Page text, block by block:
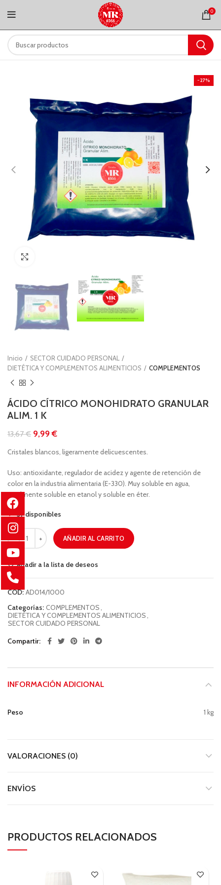
0
-27%
Inicio
SECTOR CUIDADO PERSONAL
DIETÉTICA Y COMPLEMENTOS ALIMENTICIOS
COMPLEMENTOS
ÁCIDO CÍTRICO MONOHIDRATO GRANULAR
ALIM. 1 K
13,67€ 9,99€
Cristales blancos, ligeramente delicuescentes.
Uso: antioxidante, regulador de acidez y agente de retención de
color en la industria alimentaria (E-330). Muy soluble en agua,
totalmente soluble en etanol y soluble en éter.
57 disponibles
AÑADIR AL CARRITO
Añadir a la lista de deseos
COD:AD014/1000
Categorías: COMPLEMENTOS,
DIETÉTICA Y COMPLEMENTOS ALIMENTICIOS,
SECTOR CUIDADO PERSONAL
Compartir
INFORMACIÓN ADICIONAL
Peso 1 kg
VALORACIONES (0)
ENVÍOS
PRODUCTOS RELACIONADOS